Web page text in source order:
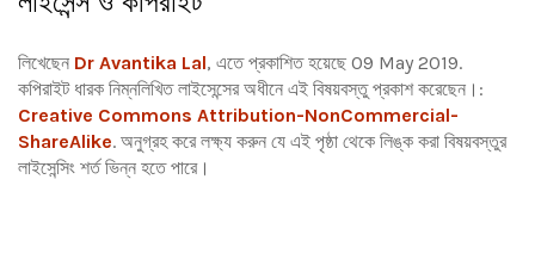
লিখেছেন Dr Avantika Lal, এতে প্রকাশিত হয়েছে 09 May 2019.
কপিরাইট ধারক নিম্নলিখিত লাইসেন্সের অধীনে এই বিষয়বস্তু প্রকাশ করেছেন।:
Creative Commons Attribution-NonCommercial-
ShareAlike. অনুগ্রহ করে লক্ষ্য করুন যে এই পৃষ্ঠা থেকে লিঙ্ক করা বিষয়বস্তুর
লাইসেন্সিং শর্ত ভিন্ন হতে পারে।